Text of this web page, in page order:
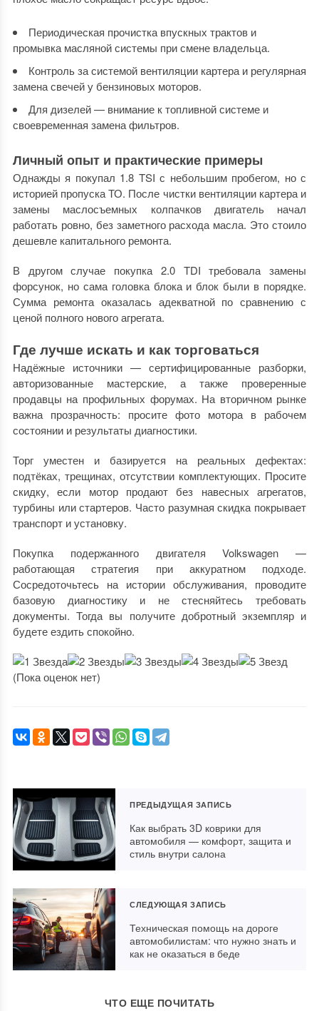
Периодическая прочистка впускных трактов и
промывка масляной системы при смене владельца.
Контроль за системой вентиляции картера и регулярная
замена свечей у бензиновых моторов.
Для дизелей — внимание к топливной системе и
своевременная замена фильтров.
Личный опыт и практические примеры
Однажды я покупал 1.8 TSI с небольшим пробегом, но с
историей пропуска ТО. После чистки вентиляции картера и
замены маслосъемных колпачков двигатель начал
работать ровно, без заметного расхода масла. Это стоило
дешевле капитального ремонта.
В другом случае покупка 2.0 TDI требовала замены
форсунок, но сама головка блока и блок были в порядке.
Сумма ремонта оказалась адекватной по сравнению с
ценой полного нового агрегата.
Где лучше искать и как торговаться
Надёжные источники — сертифицированные разборки,
авторизованные мастерские, а также проверенные
продавцы на профильных форумах. На вторичном рынке
важна прозрачность: просите фото мотора в рабочем
состоянии и результаты диагностики.
Торг уместен и базируется на реальных дефектах:
подтёках, трещинах, отсутствии комплектующих. Просите
скидку, если мотор продают без навесных агрегатов,
турбины или стартеров. Часто разумная скидка покрывает
транспорт и установку.
Покупка подержанного двигателя Volkswagen —
работающая стратегия при аккуратном подходе.
Сосредоточьтесь на истории обслуживания, проводите
базовую диагностику и не стесняйтесь требовать
документы. Тогда вы получите добротный экземпляр и
будете ездить спокойно.
(Пока оценок нет)
ПРЕДЫДУЩАЯ ЗАПИСЬ
Как выбрать 3D коврики для
автомобиля — комфорт, защита и
стиль внутри салона
СЛЕДУЮЩАЯ ЗАПИСЬ
Техническая помощь на дороге
автомобилистам: что нужно знать и
как не оказаться в беде
ЧТО ЕЩЕ ПОЧИТАТЬ